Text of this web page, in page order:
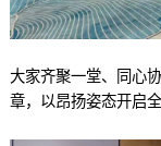
大家齐聚一堂、同心
章，以昂扬姿态开启全